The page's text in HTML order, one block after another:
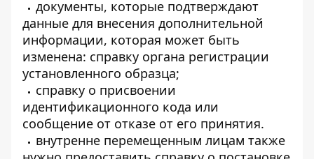
документы, которые подтверждают
данные для внесения дополнительной
информации, которая может быть
изменена: справку органа регистрации
установленного образца;
справку о присвоении
идентификационного кода или
сообщение от отказе от его принятия.
внутренне перемещенным лицам также